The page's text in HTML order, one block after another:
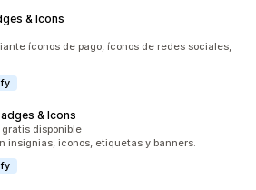
& Icons
íconos de pago, íconos de redes sociales,
& Icons
gratis disponible
insignias, iconos, etiquetas y banners.